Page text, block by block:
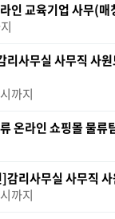
인 교육기업 사무(매
사무실 사무직 사
까지
온라인 쇼핑몰 물류
리사무실 사무직 사
까지